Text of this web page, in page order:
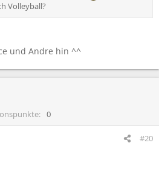
Volleyball?
und Andre hin ^^
0
#20